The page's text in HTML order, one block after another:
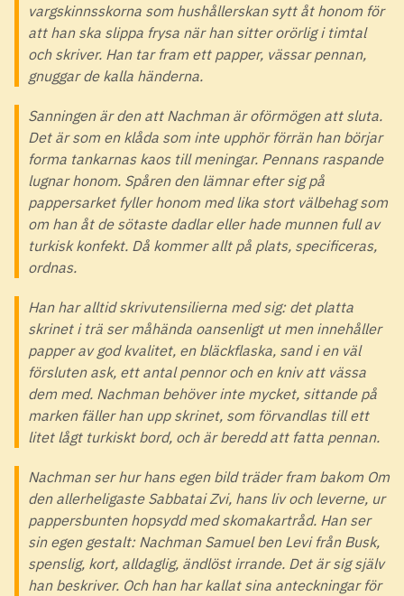
vargskinnsskorna som hushållerskan sytt åt honom för
att han ska slippa frysa när han sitter orörlig i timtal
och skriver. Han tar fram ett papper, vässar pennan,
gnuggar de kalla händerna.
Sanningen är den att Nachman är oförmögen att sluta.
Det är som en klåda som inte upphör förrän han börjar
forma tankarnas kaos till meningar. Pennans raspande
lugnar honom. Spåren den lämnar efter sig på
pappersarket fyller honom med lika stort välbehag som
om han åt de sötaste dadlar eller hade munnen full av
turkisk konfekt. Då kommer allt på plats, specificeras,
ordnas.
Han har alltid skrivutensilierna med sig: det platta
skrinet i trä ser måhända oansenligt ut men innehåller
papper av god kvalitet, en bläckflaska, sand i en väl
försluten ask, ett antal pennor och en kniv att vässa
dem med. Nachman behöver inte mycket, sittande på
marken fäller han upp skrinet, som förvandlas till ett
litet lågt turkiskt bord, och är beredd att fatta pennan.
Nachman ser hur hans egen bild träder fram bakom Om
den allerheligaste Sabbatai Zvi, hans liv och leverne, ur
pappersbunten hopsydd med skomakartråd. Han ser
sin egen gestalt: Nachman Samuel ben Levi från Busk,
spenslig, kort, alldaglig, ändlöst irrande. Det är sig själv
han beskriver. Och han har kallat sina anteckningar för